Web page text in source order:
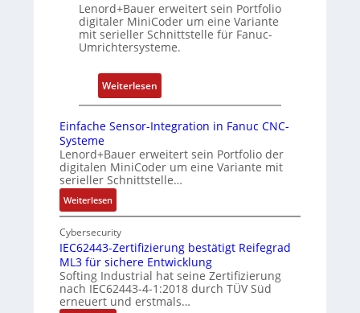
r
e
n
b
e
r
P
r
t
P
i
o
n
s
e
s
u
n
g
Lenord+Bauer erweitert sein Portfolio
digitaler MiniCoder um eine Variante
mit serieller Schnittstelle für Fanuc-
Umrichtersysteme.
Weiterlesen
D
h
g
e
e
k
o
m
b
Einfache Sensor-Integration in Fanuc CNC-
Systeme
Lenord+Bauer erweitert sein Portfolio der
digitalen MiniCoder um eine Variante mit
serieller Schnittstelle…
Weiterlesen:
E
i
n
f
a
c
h
Cybersecurity
IEC62443-Zertifizierung bestätigt Reifegrad
ML3 für sichere Entwicklung
Softing Industrial hat seine Zertifizierung
nach IEC62443-4-1:2018 durch TÜV Süd
erneuert und erstmals…